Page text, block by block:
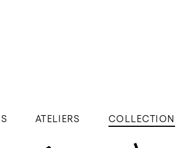
ATELIERS COLLECTION